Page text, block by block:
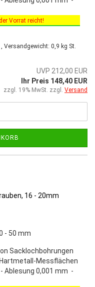
Vorrat reicht!
, Versandgewicht: 0,9 kg St.
UVP 212,00 EUR
Ihr Preis 148,40 EUR
zzgl. 19% MwSt. zzgl. Versand
- 50 mm
Sacklochbohrungen
Messflächen
Ablesung 0,001 mm -